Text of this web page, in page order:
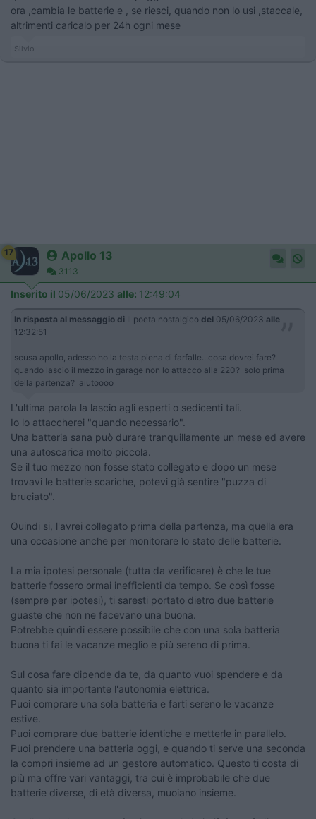
ora ,cambia le batterie e , se riesci, quando non lo usi ,staccale,
altrimenti caricalo per 24h ogni mese
Silvio
17 Apollo 13
3113
Inserito il 05/06/2023 alle: 12:49:04
In risposta al messaggio di Il poeta nostalgico del 05/06/2023 alle
12:32:51
scusa apollo, adesso ho la testa piena di farfalle...cosa dovrei fare?
quando lascio il mezzo in garage non lo attacco alla 220? solo prima
della partenza? aiutoooo
L'ultima parola la lascio agli esperti o sedicenti tali.
Io lo attaccherei "quando necessario".
Una batteria sana può durare tranquillamente un mese ed avere
una autoscarica molto piccola.
Se il tuo mezzo non fosse stato collegato e dopo un mese
trovavi le batterie scariche, potevi già sentire "puzza di
bruciato".
Quindi si, l'avrei collegato prima della partenza, ma quella era
una occasione anche per monitorare lo stato delle batterie.
La mia ipotesi personale (tutta da verificare) è che le tue
batterie fossero ormai inefficienti da tempo. Se così fosse
(sempre per ipotesi), ti saresti portato dietro due batterie
guaste che non ne facevano una buona.
Potrebbe quindi essere possibile che con una sola batteria
buona ti fai le vacanze meglio e più sereno di prima.
Sul cosa fare dipende da te, da quanto vuoi spendere e da
quanto sia importante l'autonomia elettrica.
Puoi comprare una sola batteria e farti sereno le vacanze
estive.
Puoi comprare due batterie identiche e metterle in parallelo.
Puoi prendere una batteria oggi, e quando ti serve una seconda
la compri insieme ad un gestore automatico. Questo ti costa di
più ma offre vari vantaggi, tra cui è improbabile che due
batterie diverse, di età diversa, muoiano insieme.